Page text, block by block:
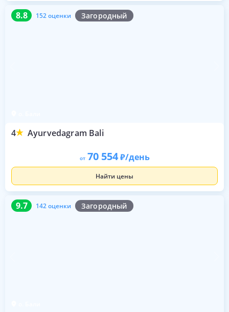
8.8 152 оценки Загородный
4 Ayurvedagram Bali
8.8 152 оценки
от 70 554 /день
Найти цены
9.7 142 оценки Загородный
9.7 142 оценки